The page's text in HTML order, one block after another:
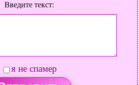
Введите текст:
я не спамер